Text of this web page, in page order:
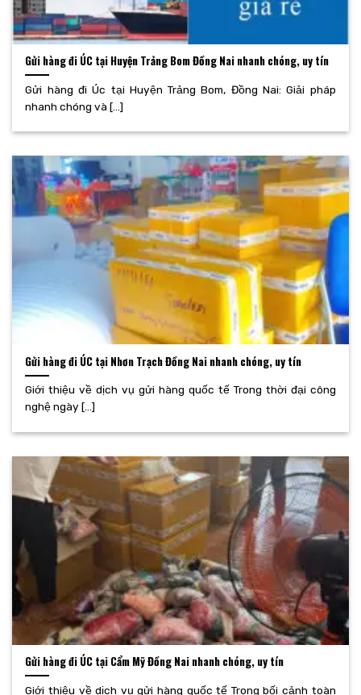
Gửi hàng đi ÚC tại Huyện Trảng Bom Đồng Nai nhanh chóng, uy tín
Gửi hàng đi Úc tại Huyện Trảng Bom, Đồng Nai: Giải pháp
nhanh chóng và [...]
Gửi hàng đi ÚC tại Nhơn Trạch Đồng Nai nhanh chóng, uy tín
Giới thiệu về dịch vụ gửi hàng quốc tế Trong thời đại công
nghệ ngày [...]
Gửi hàng đi ÚC tại Cẩm Mỹ Đồng Nai nhanh chóng, uy tín
Giới thiệu về dịch vụ gửi hàng quốc tế Trong bối cảnh toàn